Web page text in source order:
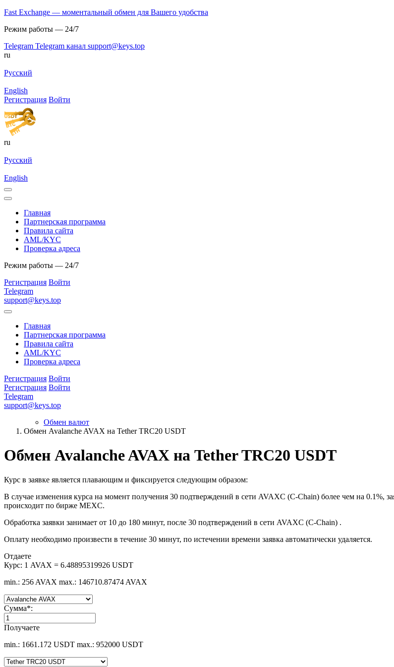
Fast Exchange — моментальный обмен для Вашего удобства
Режим работы — 24/7
Telegram Telegram канал support@keys.top
ru
Русский
English
Регистрация Войти
ru
Русский
English
Главная
Партнерская программа
Правила сайта
AML/KYC
Проверка адреса
Режим работы — 24/7
Регистрация Войти
Telegram
support@keys.top
Главная
Партнерская программа
Правила сайта
AML/KYC
Проверка адреса
Регистрация Войти
Регистрация Войти
Telegram
support@keys.top
Обмен валют
Обмен Avalanche AVAX на Tether TRC20 USDT
Обмен Avalanche AVAX на Tether TRC20 USDT
Курс в заявке является плавающим и фиксируется следующим образом:
В случае изменения курса на момент получения 30 подтверждений в сети AVAXC (C-Chain) более чем на 0.1%,
происходит по бирже MEXC.
Обработка заявки занимает от 10 до 180 минут, после 30 подтверждений в сети AVAXC (C-Chain) .
Оплату необходимо произвести в течение 30 минут, по истечении времени заявка автоматически удаляется.
Отдаете
Курс: 1 AVAX = 6.48895319926 USDT
min.: 256 AVAX max.: 146710.87474 AVAX
Сумма*:
Получаете
min.: 1661.172 USDT max.: 952000 USDT